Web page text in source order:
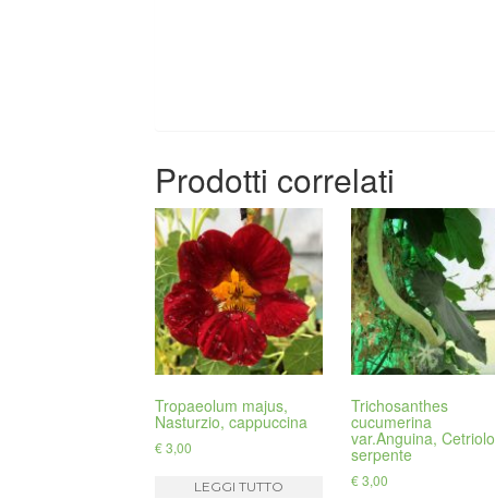
Prodotti correlati
Tropaeolum majus,
Nasturzio, cappuccina
€3,00
LEGGI TUTTO
Trichosanthes
cucumerina
var.Anguina, Cetriolo
serpente
€3,00